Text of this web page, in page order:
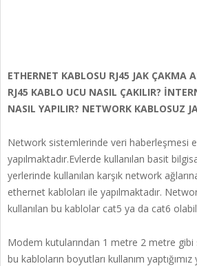
ETHERNET KABLOSU RJ45 JAK ÇAKMA
RJ45 KABLO UCU NASIL ÇAKILIR?
NASIL YAPILIR? NETWORK KABLOSUZ
Network sistemlerinde veri haberleşmesi
yapılmaktadır.Evlerde kullanılan basit
yerlerinde kullanılan karşık network
ethernet kabloları ile yapılmaktadır.
kullanılan bu kablolar cat5 ya da cat6
Modem kutularından 1 metre 2 metre
bu kabloların boyutları kullanım